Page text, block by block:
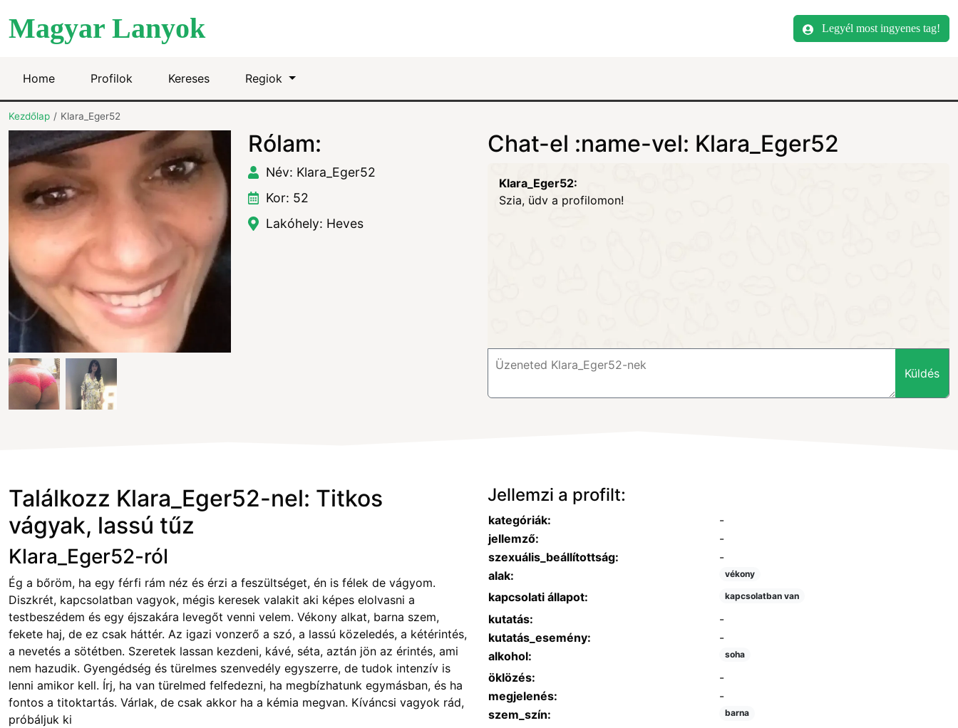
Magyar Lanyok Legyél most ingyenes tag!
Home Profilok Kereses Regiok
Kezdőlap Klara_Eger52
Rólam:
Név: Klara_Eger52
Kor: 52
Lakóhely: Heves
Chat-el :name-vel: Klara_Eger52
Klara_Eger52:
Szia, üdv a profilomon!
Küldés
Találkozz Klara_Eger52-nel: Titkos
vágyak, lassú tűz
Klara_Eger52-ról
Ég a bőröm, ha egy férfi rám néz és érzi a feszültséget, én is félek de vágyom.
Diszkrét, kapcsolatban vagyok, mégis keresek valakit aki képes elolvasni a
testbeszédem és egy éjszakára levegőt venni velem. Vékony alkat, barna szem,
fekete haj, de ez csak háttér. Az igazi vonzerő a szó, a lassú közeledés, a kétérintés,
a nevetés a sötétben. Szeretek lassan kezdeni, kávé, séta, aztán jön az érintés, ami
nem hazudik. Gyengédség és türelmes szenvedély egyszerre, de tudok intenzív is
lenni amikor kell. Írj, ha van türelmed felfedezni, ha megbízhatunk egymásban, és ha
fontos a titoktartás. Várlak, de csak akkor ha a kémia megvan. Kíváncsi vagyok rád,
próbáljuk ki
Jellemzi a profilt:
kategóriák:
-
jellemző:
-
szexuális_beállítottság:
-
alak:
vékony
kapcsolati állapot: kapcsolatban van
kutatás:
-
kutatás_esemény:
-
alkohol:
soha
öklözés:
-
megjelenés:
-
szem_szín:
barna